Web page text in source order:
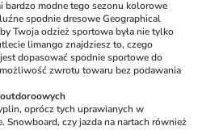
spodnie dresowe Geographical
Twoja odzież sportowa była nie tylko
limango znajdziesz to, czego
dopasować spodnie sportowe do
zwrotu towaru bez podawania
oprócz tych uprawianych w
Snowboard, czy jazda na nartach również